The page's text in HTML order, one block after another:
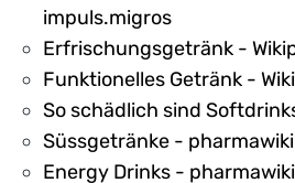
impuls.migros
Erfrischungsgetränk -
Funktionelles Getränk -
So schädlich sind
Süssgetränke - pharmawiki
Energy Drinks - pharmawiki